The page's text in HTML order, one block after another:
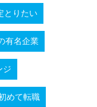
とりたい
有名企業
ジ
めて転職